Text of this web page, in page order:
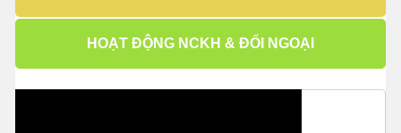
HOẠT ĐỘNG NCKH & ĐỐI NGOẠI